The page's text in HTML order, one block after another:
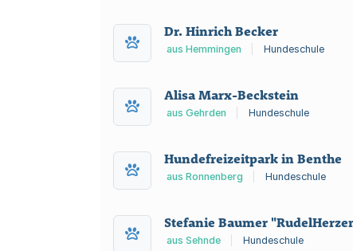
Dr. Hinrich Becker
aus Hemmingen Hundeschule
Alisa Marx-Beckstein
aus Gehrden Hundeschule
Hundefreizeitpark in Benthe
aus Ronnenberg Hundeschule
Stefanie Baumer
aus Sehnde
Hundeschule